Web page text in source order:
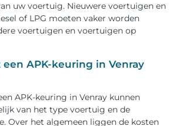
uw voertuig. Nieuwere voertuigen en
of LPG moeten vaker worden
voertuigen en voertuigen op
een APK-keuring in Venray
APK-keuring in Venray kunnen
van het type voertuig en de
Over het algemeen liggen de kosten